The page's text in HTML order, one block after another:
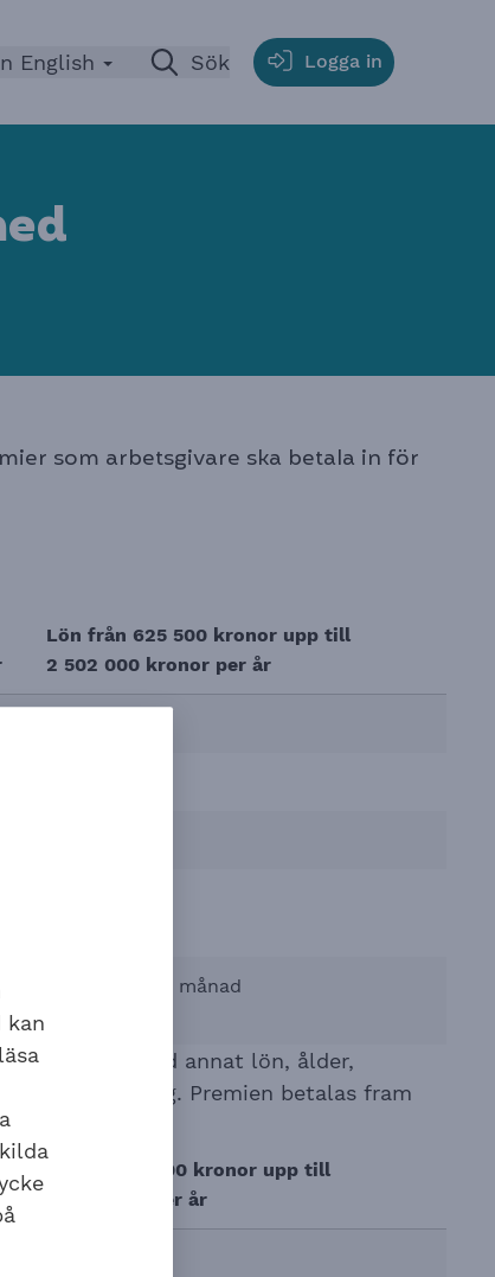
English Öppna
Sök Logga in
som arbetsgivare ska betala in för
Lön från 625 500 kronor upp till
2 502 000 kronor per år
35 kronor per månad
påverkar; bland annat lön, ålder,
förändring. Premien betalas fram
65 år.
Lön mellan 444 000 kronor upp till
592 000 kronor per år
kan